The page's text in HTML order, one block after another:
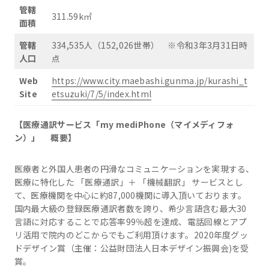
管轄
面積
311.59k㎡
管轄
人口
334,535人（152,026世帯） ※令和3年3月31日時
点
Web
Site
https://www.city.maebashi.gunma.jp/kurashi_t
etsuzuki/7/5/index.html
【医療通訳サービス「my mediPhone （マイメディフォ
ン）」
概要】
医療者と外国人患者の円滑なコミュニケーションを実現する、
医療に特化した 「医療通訳」＋ 「機械翻訳」 サービスとし
て、医療機関を中心に約87,000機関に導入頂いております。
国内最大級の登録医療通訳者数を誇り、希少言語含む最大30
言語に対応することで応答率99％超を達成、電話回線とアプ
リ活用で院内のどこからでもご利用頂けます。2020年度グッ
ドデザイン賞（主催：公益財団法人日本デザイン振興会)を受
賞。